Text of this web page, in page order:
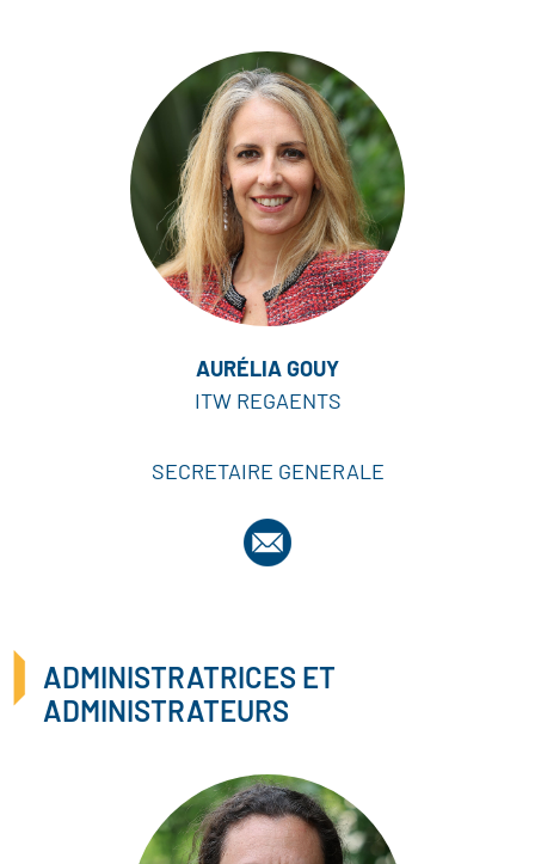
AURÉLIA GOUY
ITW REGAENTS
SECRETAIRE GENERALE
ADMINISTRATRICES ET
ADMINISTRATEURS